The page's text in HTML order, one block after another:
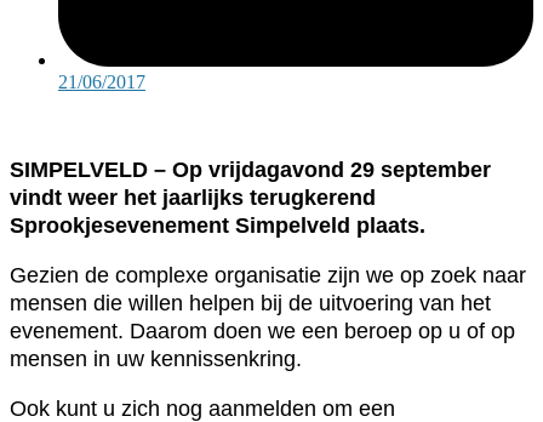
21/06/2017
SIMPELVELD – Op vrijdagavond 29 september
vindt weer het jaarlijks terugkerend
Sprookjesevenement Simpelveld plaats.
Gezien de complexe organisatie zijn we op zoek naar
mensen die willen helpen bij de uitvoering van het
evenement. Daarom doen we een beroep op u of op
mensen in uw kennissenkring.
Ook kunt u zich nog aanmelden om een